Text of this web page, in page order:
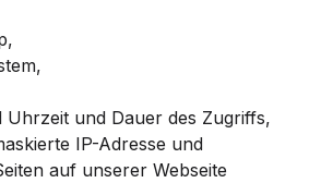
Uhrzeit und Dauer des Zugriffs,
IP-Adresse und
auf unserer Webseite